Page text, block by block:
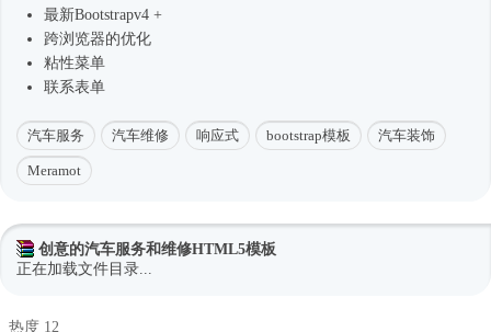
最新Bootstrapv4 +
跨浏览器的优化
粘性菜单
联系表单
汽车服务 汽车维修 响应式 bootstrap模板 汽车装饰
Meramot
创意的汽车服务和维修HTML5模板
正在加载文件目录...
热度 12